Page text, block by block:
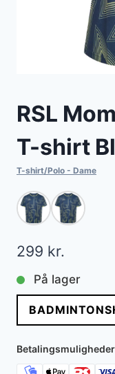
RSL
T-shirt
T-shirt/Polo - Dame
299 kr.
På lager
Betalingsmuligheder